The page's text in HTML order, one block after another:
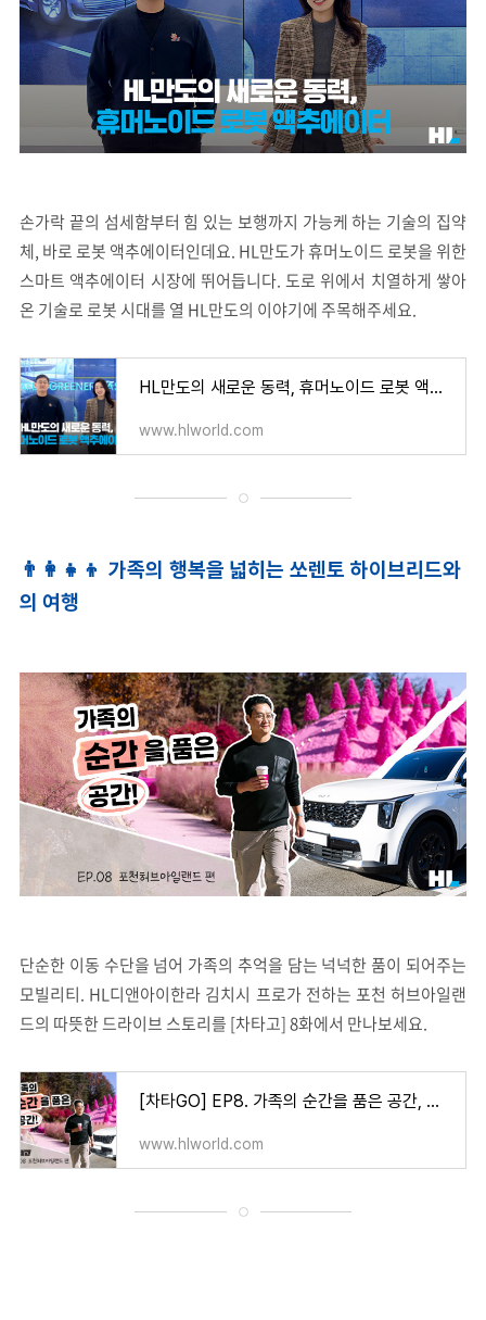
손가락 끝의 섬세함부터 힘 있는 보행까지 가능케 하는 기술의 집약
체, 바로 로봇 액추에이터인데요. HL만도가 휴머노이드 로봇을 위한
스마트 액추에이터 시장에 뛰어듭니다. 도로 위에서 치열하게 쌓아
온 기술로 로봇 시대를 열 HL만도의 이야기에 주목해주세요.
HL만도의 새로운 동력, 휴머노이드 로봇 액추에이터
www.hlworld.com
👨 가족의 행복을 넓히는 쏘렌토 하이브리드와
의 여행
단순한 이동 수단을 넘어 가족의 추억을 담는 넉넉한 품이 되어주는
모빌리티. HL디앤아이한라 김치시 프로가 전하는 포천 허브아일랜
드의 따뜻한 드라이브 스토리를 [차타고] 8화에서 만나보세요.
[차타GO] EP8. 가족의 순간을 품은 공간, 포천 허브아일랜드 편
www.hlworld.com